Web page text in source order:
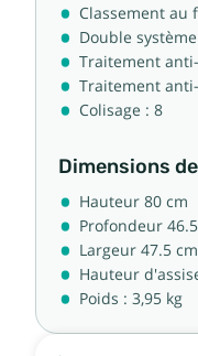
Classement au
Double
Traitement
Traitement
Colisage : 8
Dimensions
Hauteur 80 cm
Profondeur
Largeur 47.5 cm
Hauteur
Poids : 3,95 kg